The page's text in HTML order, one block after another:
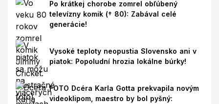
Po krátkej chorobe zomrel obľúbený
televízny komik († 80): Zabával celé
generácie!
Vysoké teploty neopustia Slovensko ani v
piatok: Popoludní hrozia lokálne búrky!
FOTO Dcéra Karla Gotta prekvapila novým
videoklipom, maestro by bol pyšný: